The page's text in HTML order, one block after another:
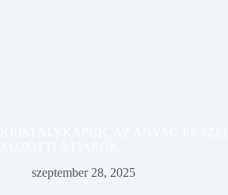
szeptember 28, 2025